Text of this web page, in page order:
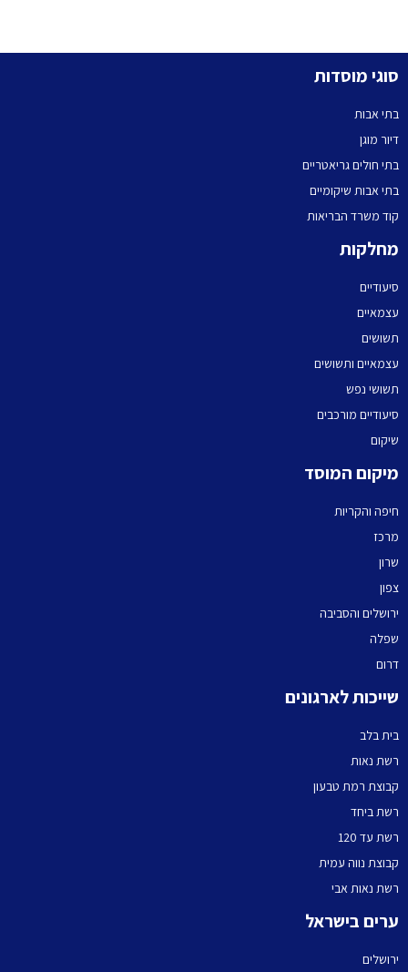
סוגי מוסדות
בתי אבות
דיור מוגן
בתי חולים גריאטריים
בתי אבות שיקומיים
קוד משרד הבריאות
מחלקות
סיעודיים
עצמאיים
תשושים
עצמאיים ותשושים
תשושי נפש
סיעודיים מורכבים
שיקום
מיקום המוסד
חיפה והקריות
מרכז
שרון
צפון
ירושלים והסביבה
שפלה
דרום
שייכות לארגונים
בית בלב
רשת נאות
קבוצת רמת טבעון
רשת ביחד
רשת עד 120
קבוצת נווה עמית
רשת נאות אבי
ערים בישראל
ירושלים